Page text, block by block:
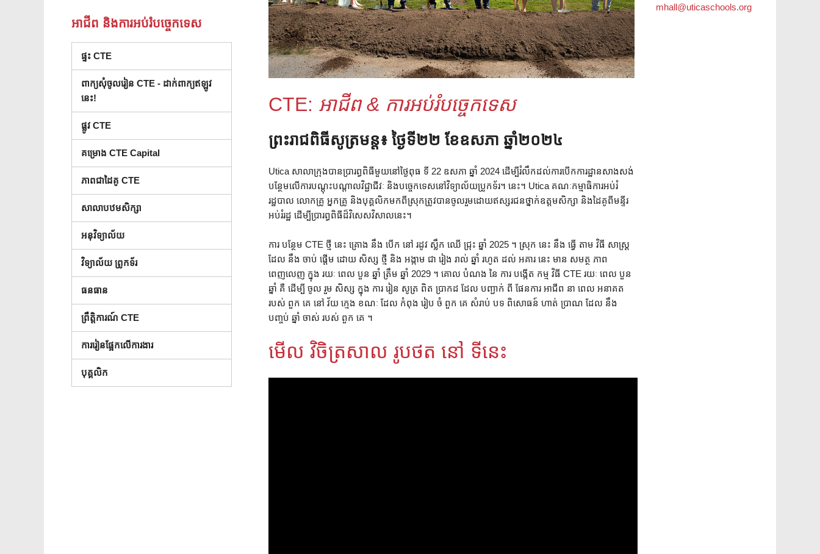
CTE: អាជីព & ការអប់រំបច្ចេកទេស
ព្រះរាជពិធីសូត្រមន្ត៖ ថ្ងៃទី២២ ខែឧសភា ឆ្នាំ២០២៤
Utica សាលាក្រុងបានប្រារព្ធពិធីមួយនៅថ្ងៃពុធ ទី 22 ឧសភា ឆ្នាំ 2024 ដើម្បីរំលឹកដល់ការបើកការដ្ឋានសាងសង់
បន្ថែមលើការបណ្តុះបណ្តាលវិជ្ជាជីវៈ និងបច្ចេកទេសនៅវិទ្យាល័យប្រូកទ័រ។ នេះ។ Utica គណៈ​កម្មាធិការ​អប់រំ
រដ្ឋបាល លោកគ្រូ អ្នកគ្រូ និង​បុគ្គលិក​មក​ពី​ស្រុក​ត្រូវ​បាន​ចូល​រួម​ដោយ​ឥស្សរជន​ថ្នាក់​ឧត្តម​សិក្សា និង​ដៃគូ​ពី​មន្ទីរ​
អប់រំ​រដ្ឋ ដើម្បី​ប្រារព្ធ​ពិធី​ដ៏​វិសេសវិសាល​នេះ។
ការ បន្ថែម CTE ថ្មី នេះ គ្រោង នឹង បើក នៅ រដូវ ស្លឹក ឈើ ជ្រុះ ឆ្នាំ 2025 ។ ស្រុក នេះ នឹង ធ្វើ តាម វិធី សាស្ត្រ
ដែល នឹង ចាប់ ផ្តើម ដោយ សិស្ស ថ្មី និង អង្កាម ជា រៀង រាល់ ឆ្នាំ រហូត ដល់ អគារ នេះ មាន សមត្ថ ភាព
ពេញលេញ ក្នុង រយៈ ពេល បួន ឆ្នាំ ត្រឹម ឆ្នាំ 2029 ។ គោល បំណង នៃ ការ បង្កើត កម្ម វិធី CTE រយៈ ពេល បួន
ឆ្នាំ គឺ ដើម្បី ចូល រួម សិស្ស ក្នុង ការ រៀន សូត្រ ពិត ប្រាកដ ដែល បញ្ជាក់ ពី ផែនការ អាជីព នា ពេល អនាគត
របស់ ពួក គេ នៅ វ័យ ក្មេង ខណៈ ដែល កំពុង រៀប ចំ ពួក គេ សំរាប់ បទ ពិសោធន៍ ហាត់ ប្រាណ ដែល នឹង
បញ្ចប់ ឆ្នាំ ចាស់ របស់ ពួក គេ ។
មើល វិចិត្រសាល រូបថត នៅ ទីនេះ
mhall@uticaschools.org
អាជីព និងការអប់រំបច្ចេកទេស
ផ្ទះ CTE
ពាក្យសុំចូលរៀន CTE - ដាក់ពាក្យឥឡូវ
នេះ!
ផ្លូវ CTE
គម្រោង CTE Capital
ភាពជាដៃគូ CTE
សាលាបឋមសិក្សា
អនុវិទ្យាល័យ
វិទ្យាល័យ ព្រូកទ័រ
ធនធាន
ព្រឹត្តិការណ៍ CTE
ការរៀនផ្អែកលើការងារ
បុគ្គលិក